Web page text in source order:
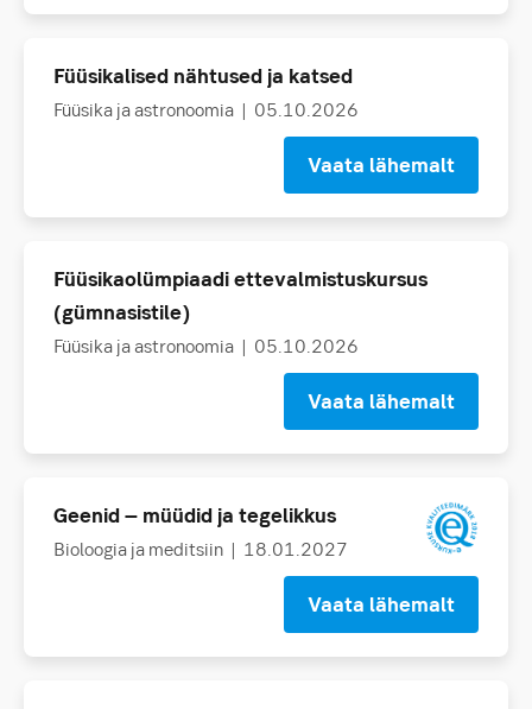
Füüsikalised nähtused ja katsed
Füüsika ja astronoomia | 05.10.2026
Vaata lähemalt
Füüsikaolümpiaadi ettevalmistuskursus
(gümnasistile)
Füüsika ja astronoomia | 05.10.2026
Vaata lähemalt
Geenid – müüdid ja tegelikkus
Bioloogia ja meditsiin | 18.01.2027
Vaata lähemalt